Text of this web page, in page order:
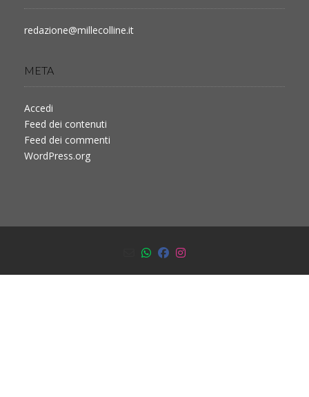
redazione@millecolline.it
META
Accedi
Feed dei contenuti
Feed dei commenti
WordPress.org